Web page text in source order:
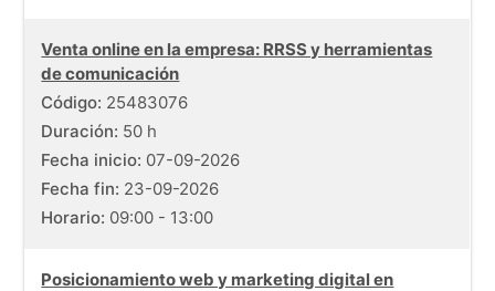
Código: 25483076
Venta online en la empresa: RRSS y herramientas
de comunicación
Duración: 50 h
Fecha inicio: 07-09-2026
Fecha fin: 23-09-2026
Horario: 09:00 - 13:00
Posicionamiento web y marketing digital en